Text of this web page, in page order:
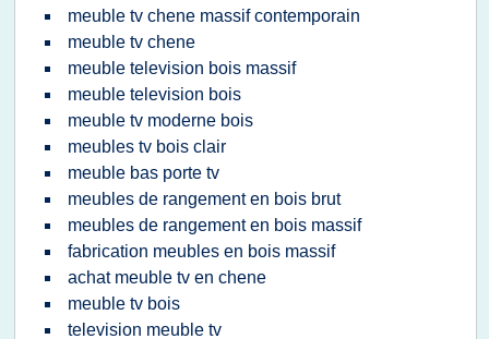
meuble tv chene massif contemporain
meuble tv chene
meuble television bois massif
meuble television bois
meuble tv moderne bois
meubles tv bois clair
meuble bas porte tv
meubles de rangement en bois brut
meubles de rangement en bois massif
fabrication meubles en bois massif
achat meuble tv en chene
meuble tv bois
television meuble tv